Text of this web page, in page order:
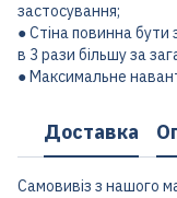
застосування;
● Стіна повинна
в 3 рази більшу за
● Максимальне
Доставка
Самовивіз з нашого